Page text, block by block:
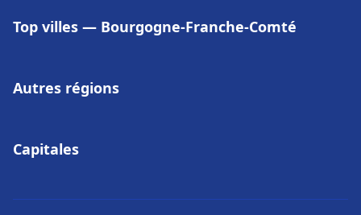
Top villes — Bourgogne-Franche-Comté
Autres régions
Capitales